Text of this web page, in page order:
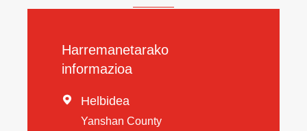
Harremanetarako
informazioa
 Helbidea
Yanshan County